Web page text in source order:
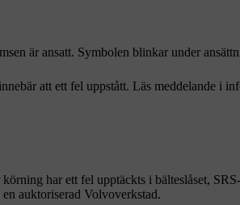
är ansatt. Symbolen blinkar under
att ett fel uppstått. Läs meddelande i
har ett fel upptäckts i bälteslåset,
auktoriserad Volvoverkstad.